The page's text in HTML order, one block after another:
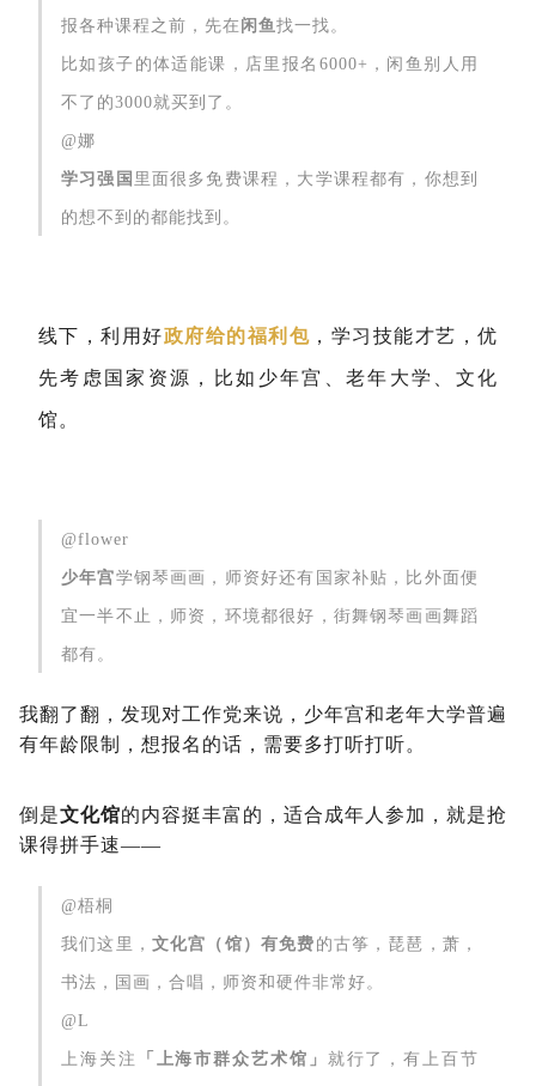
报各种课程之前，先在 闲鱼 找一找。
比如孩子的体适能课，店里报名6000+，闲鱼别人用
不了的3000就买到了。
@娜
学习强国 里面很多免费课程，大学课程都有，你想到
的想不到的都能找到。
线下，利用好政府给的福利包 ，学习技能才艺，优
先考虑国家资源，比如少年宫、老年大学、文化
馆。
@flower
少年宫学钢琴画画，师资好还有国家补贴，比外面便
宜一半不止，师资，环境都很好，街舞钢琴画画舞蹈
都有。
我翻了翻，发现对工作党来说，少年宫和老年大学普遍
有年龄限制，想报名的话，需要多打听打听。
倒是文化馆的内容挺丰富的，适合成年人参加，就是抢
课得拼手速——
@梧桐
我们这里， 文化宫（馆）有免费 的古筝，琵琶，萧，
书法，国画，合唱，师资和硬件非常好。
@L
上海关注 「上海市群众艺术馆」 就行了，有上百节